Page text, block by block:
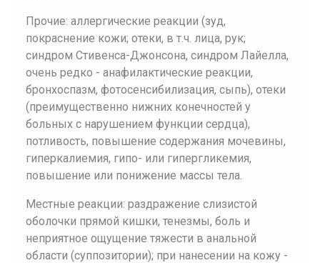
Прочие: аллергические реакции (зуд,
покраснение кожи; отеки, в т.ч. лица, рук;
синдром Стивенса-Джонсона, синдром Лайелла,
очень редко - анафилактические реакции,
бронхоспазм, фотосенсибилизация, сыпь), отеки
(преимущественно нижних конечностей у
больных с нарушением функции сердца),
потливость, повышение содержания мочевины,
гиперкалиемия, гипо- или гипергликемия,
повышение или понижение массы тела.
Местные реакции: раздражение слизистой
оболочки прямой кишки, тенезмы, боль и
неприятное ощущение тяжести в анальной
области (суппозитории); при нанесении на кожу -